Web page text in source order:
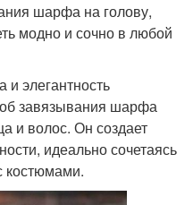
шарфа на голову,
модно и сочно в любой
и элегантность
завязывания шарфа
и волос. Он создает
идеально сочетаясь
костюмами.